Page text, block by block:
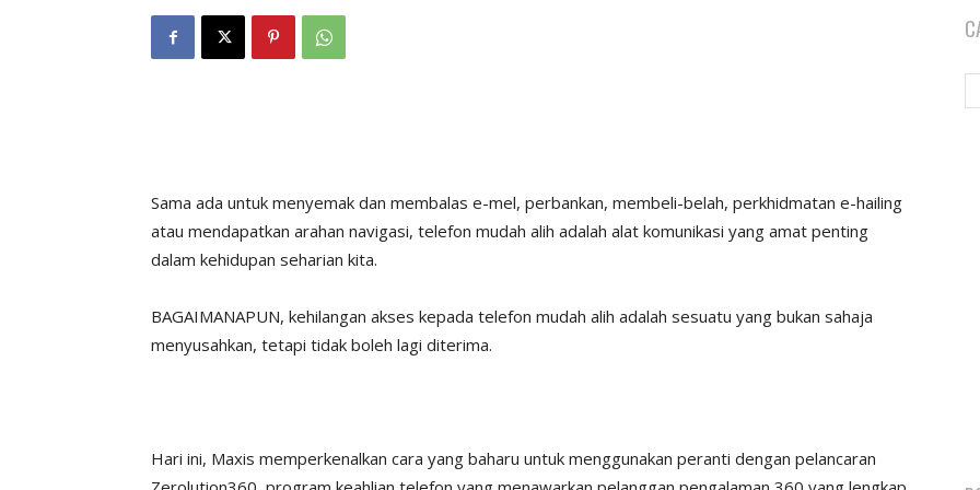
Sama ada untuk menyemak dan membalas e-mel, perbankan, membeli-belah, perkhidmatan e-hailing
atau mendapatkan arahan navigasi, telefon mudah alih adalah alat komunikasi yang amat penting
dalam kehidupan seharian kita.
BAGAIMANAPUN, kehilangan akses kepada telefon mudah alih adalah sesuatu yang bukan sahaja
menyusahkan, tetapi tidak boleh lagi diterima.
Hari ini, Maxis memperkenalkan cara yang baharu untuk menggunakan peranti dengan pelancaran